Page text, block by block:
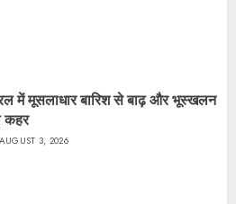
में मूसलाधार बारिश से बाढ़ और भूस्खलन
कहर
AUGUST 3, 2026